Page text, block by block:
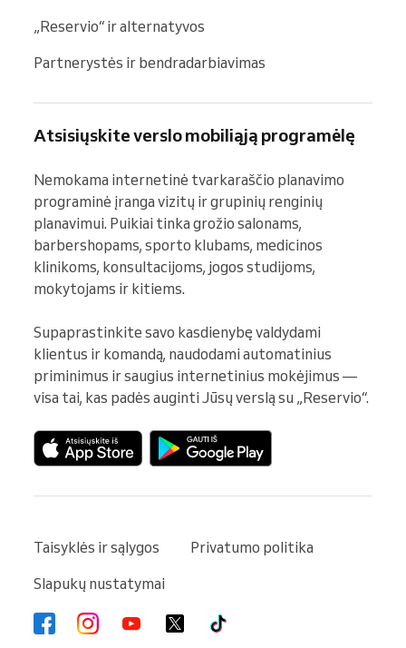
„Reservio“ ir alternatyvos
Partnerystės ir bendradarbiavimas
Atsisiųskite verslo mobiliąją programėlę
Nemokama internetinė tvarkaraščio planavimo
programinė įranga vizitų ir grupinių renginių
planavimui. Puikiai tinka grožio salonams,
barbershopams, sporto klubams, medicinos
klinikoms, konsultacijoms, jogos studijoms,
mokytojams ir kitiems.
Supaprastinkite savo kasdienybę valdydami
klientus ir komandą, naudodami automatinius
priminimus ir saugius internetinius mokėjimus —
visa tai, kas padės auginti Jūsų verslą su „Reservio“.
Taisyklės ir sąlygos
Privatumo politika
Slapukų nustatymai